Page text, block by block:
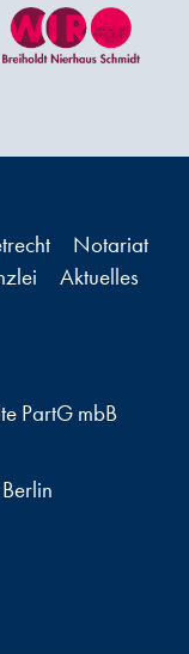
Notariat
Aktuelles
PartG mbB